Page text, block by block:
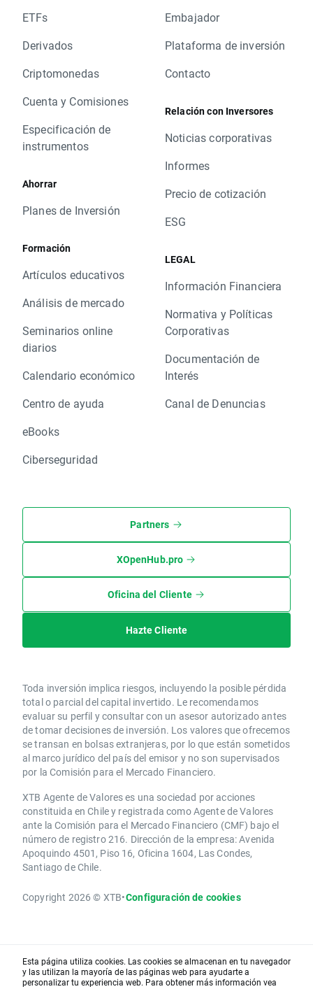
ETFs
Derivados
Criptomonedas
Cuenta y Comisiones
Especificación de
instrumentos
Ahorrar
Planes de Inversión
Formación
Artículos educativos
Análisis de mercado
Seminarios online
diarios
Calendario económico
Centro de ayuda
eBooks
Ciberseguridad
Embajador
Plataforma de inversión
Contacto
Relación con Inversores
Noticias corporativas
Informes
Precio de cotización
ESG
LEGAL
Información Financiera
Normativa y Políticas
Corporativas
Documentación de
Interés
Canal de Denuncias
Partners
XOpenHub.pro
Oficina del Cliente
Hazte Cliente
Toda inversión implica riesgos, incluyendo la posible pérdida
total o parcial del capital invertido. Le recomendamos
evaluar su perfil y consultar con un asesor autorizado antes
de tomar decisiones de inversión. Los valores que ofrecemos
se transan en bolsas extranjeras, por lo que están sometidos
al marco jurídico del país del emisor y no son supervisados
por la Comisión para el Mercado Financiero.
XTB Agente de Valores es una sociedad por acciones
constituida en Chile y registrada como Agente de Valores
ante la Comisión para el Mercado Financiero (CMF) bajo el
número de registro 216. Dirección de la empresa: Avenida
Apoquindo 4501, Piso 16, Oficina 1604, Las Condes,
Santiago de Chile.
Copyright 2026 © XTB•Configuración de cookies
Esta página utiliza cookies. Las cookies se almacenan en tu navegador
y las utilizan la mayoría de las páginas web para ayudarte a
personalizar tu experiencia web. Para obtener más información vea